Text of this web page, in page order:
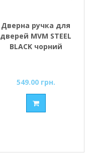
Дверна ручка для
дверей MVM STEEL
BLACK чорний
549.00 грн.